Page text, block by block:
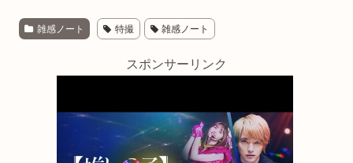
雑感ノート 特撮 雑感ノート
スポンサーリンク